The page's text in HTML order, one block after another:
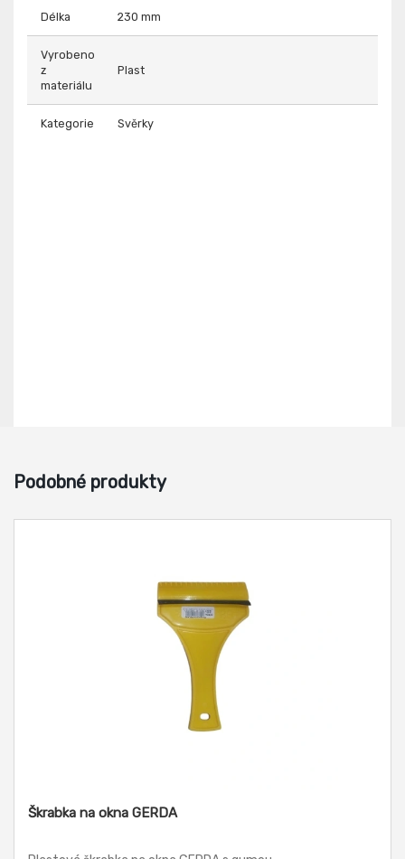
Délka 230 mm
Vyrobeno
z
materiálu
Plast
Kategorie Svěrky
Podobné produkty
Škrabka na okna GERDA